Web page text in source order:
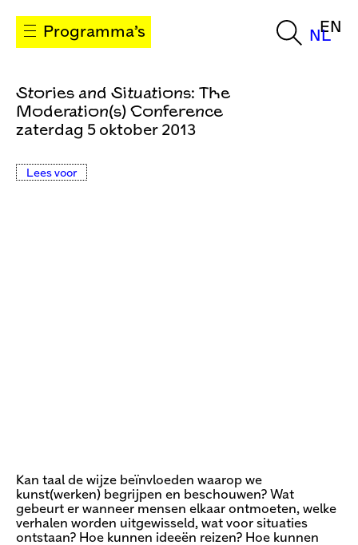
Programma’s NL
EN
Stories and Situations: The
Moderation(s) Conference
zaterdag 5 oktober 2013
Lees voor
Kan taal de wijze beïnvloeden waarop we
kunst(werken) begrijpen en beschouwen? Wat
gebeurt er wanneer mensen elkaar ontmoeten, welke
verhalen worden uitgewisseld, wat voor situaties
ontstaan? Hoe kunnen ideeën reizen? Hoe kunnen